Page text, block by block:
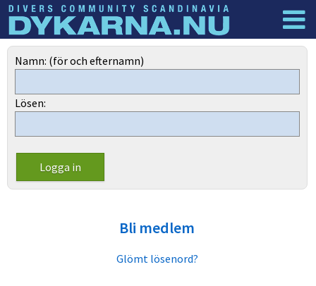
Dyknyheter
Namn: (för och efternamn)
Lösen:
Bli medlem
Glömt lösenord?